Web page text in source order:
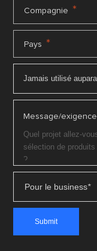
Compagnie *
Pays *
Message/
Pour le business*